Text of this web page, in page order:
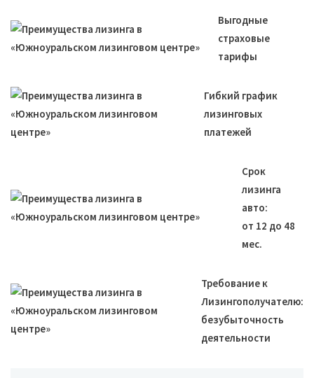
Выгодные
страховые
тарифы
Гибкий график
лизинговых
платежей
Срок
лизинга
авто:
от 12 до 48
мес.
Требование к
Лизингополучателю:
безубыточность
деятельности